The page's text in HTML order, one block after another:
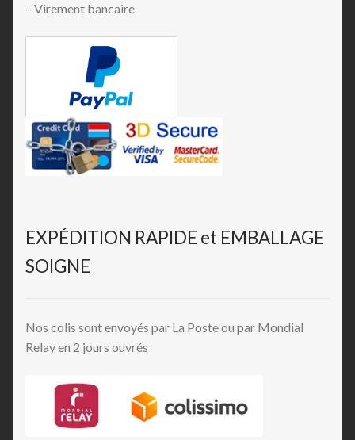
– Virement bancaire
EXPÉDITION RAPIDE et EMBALLAGE
SOIGNE
Nos colis sont envoyés par La Poste ou par Mondial
Relay en 2 jours ouvrés